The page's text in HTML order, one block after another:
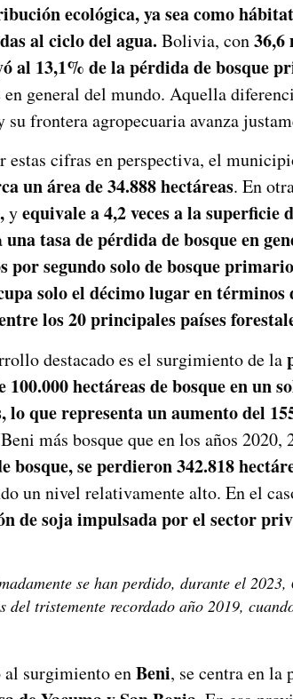
ecológica, ya sea como
al ciclo del agua. Bolivia, con36,6
al 13,1% de la pérdida de bosque
en general del mundo. Aquella
frontera agropecuaria avanza
estas cifras en perspectiva, el
un área de 34.888 hectáreas. En
yequivale a 4,2 veces a la
una tasa de pérdida de bosqueen
por segundo solo de bosque
solo el décimo lugar en términos
los 20 principales países
destacado es el surgimiento de la
100.000 hectáreas de bosque en un
lo que representa un aumento del
más bosque que en los años
bosque, se perdieron 342.818
un nivel relativamente alto. En el
de soja impulsada por el sector
se han perdido, durante el
del tristemente recordado año 2019,
al surgimiento enBeni, se centra en la